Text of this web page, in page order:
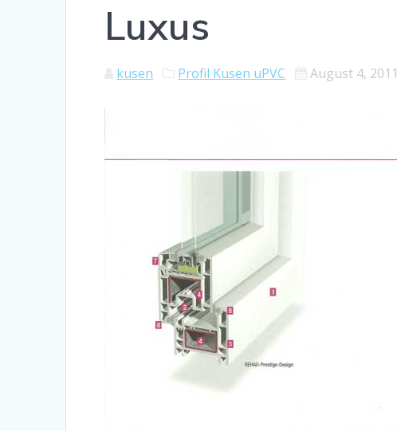
Luxus
kusen Profil Kusen uPVC August 4, 2011